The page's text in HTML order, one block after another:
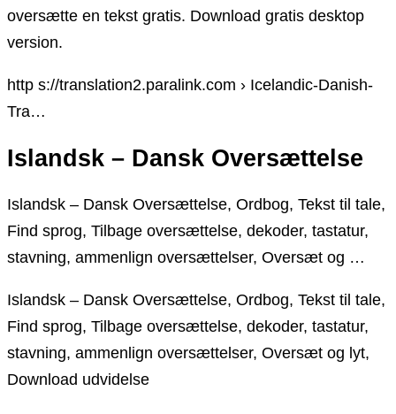
oversætte en tekst gratis. Download gratis desktop
version.
http s://translation2.paralink.com › Icelandic-Danish-
Tra…
Islandsk – Dansk Oversættelse
Islandsk – Dansk Oversættelse, Ordbog, Tekst til tale,
Find sprog, Tilbage oversættelse, dekoder, tastatur,
stavning, ammenlign oversættelser, Oversæt og …
Islandsk – Dansk Oversættelse, Ordbog, Tekst til tale,
Find sprog, Tilbage oversættelse, dekoder, tastatur,
stavning, ammenlign oversættelser, Oversæt og lyt,
Download udvidelse